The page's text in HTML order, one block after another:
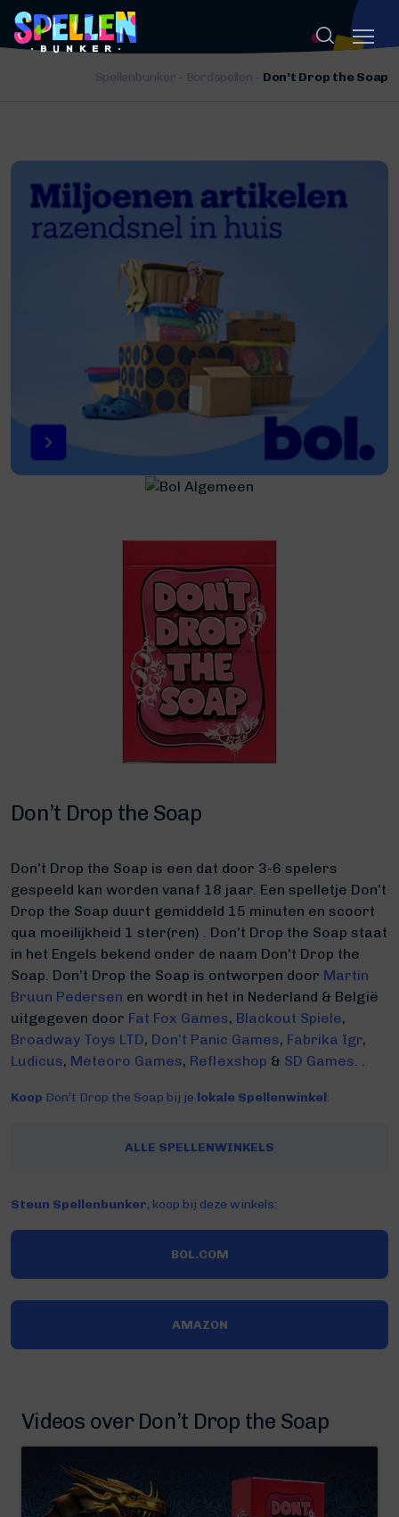
Spellenbunker - Bordspellen - Don’t Drop the Soap
Don’t Drop the Soap
Don’t Drop the Soap is een dat door 3-6 spelers
gespeeld kan worden vanaf 18 jaar. Een spelletje Don’t
Drop the Soap duurt gemiddeld 15 minuten en scoort
qua moeilijkheid 1 ster(ren) . Don’t Drop the Soap staat
in het Engels bekend onder de naam Don't Drop the
Soap. Don’t Drop the Soap is ontworpen door Martin
Bruun Pedersen en wordt in het in Nederland & België
uitgegeven door Fat Fox Games, Blackout Spiele,
Broadway Toys LTD, Don’t Panic Games, Fabrika Igr,
Ludicus, Meteoro Games, Reflexshop & SD Games. .
Koop Don’t Drop the Soap bij je lokale Spellenwinkel:
ALLE SPELLENWINKELS
Steun Spellenbunker, koop bij deze winkels:
BOL.COM
AMAZON
Videos over Don’t Drop the Soap